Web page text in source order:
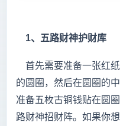
1、五路财神护财库
首先需要准备一张红
的圆圈，然后在圆圈的
准备五枚古铜钱贴在圆
路财神招财阵。如果你